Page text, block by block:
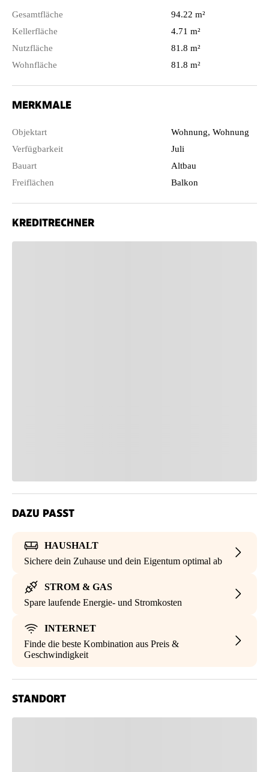
Gesamtfläche
94.22 m²
Kellerfläche
4.71 m²
Nutzfläche
81.8 m²
Wohnfläche
81.8 m²
MERKMALE
Objektart
Wohnung, Wohnung
Verfügbarkeit
Juli
Bauart
Altbau
Freiflächen
Balkon
KREDITRECHNER
DAZU PASST
HAUSHALT
Sichere dein Zuhause und dein Eigentum optimal ab
STROM & GAS
Spare laufende Energie- und Stromkosten
INTERNET
Finde die beste Kombination aus Preis &
Geschwindigkeit
STANDORT